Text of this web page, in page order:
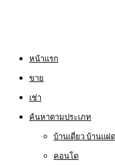
หน้าแรก
ขาย
เช่า
ค้นหาตามประเภท
บ้านเดี่ยว บ้านแฝด
คอนโด